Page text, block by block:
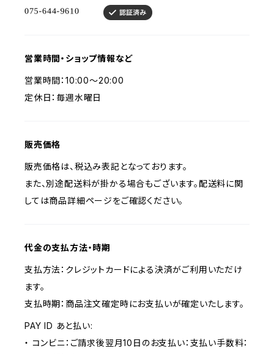
営業時間・ショップ情報など
営業時間：10:00～20:00
定休日：毎週水曜日
販売価格
販売価格は、税込み表記となっております。
また、別途配送料が掛かる場合もございます。配送料に関
しては商品詳細ページをご確認ください。
代金の支払方法・時期
支払方法：クレジットカードによる決済がご利用いただけ
ます。
支払時期：商品注文確定時にお支払いが確定いたします。
PAY ID あと払い:
・ コンビニ：ご請求後翌月10日のお支払い：支払い手数料：